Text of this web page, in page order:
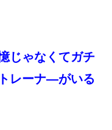
じゃなくてガチ
レーナ―がいる